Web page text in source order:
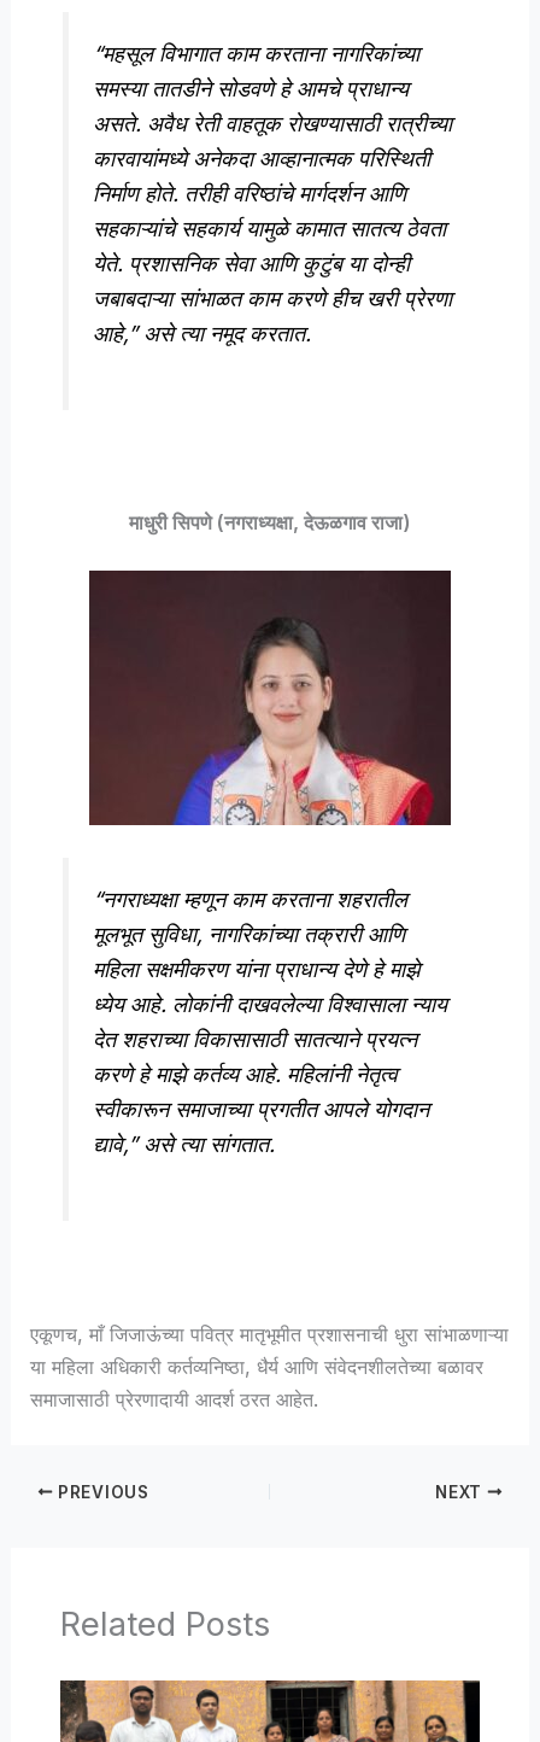
“महसूल विभागात काम करताना नागरिकांच्या
समस्या तातडीने सोडवणे हे आमचे प्राधान्य
असते. अवैध रेती वाहतूक रोखण्यासाठी रात्रीच्या
कारवायांमध्ये अनेकदा आव्हानात्मक परिस्थिती
निर्माण होते. तरीही वरिष्ठांचे मार्गदर्शन आणि
सहकाऱ्यांचे सहकार्य यामुळे कामात सातत्य ठेवता
येते. प्रशासनिक सेवा आणि कुटुंब या दोन्ही
जबाबदाऱ्या सांभाळत काम करणे हीच खरी प्रेरणा
आहे,” असे त्या नमूद करतात.
माधुरी सिपणे (नगराध्यक्षा, देऊळगाव राजा)
“नगराध्यक्षा म्हणून काम करताना शहरातील
मूलभूत सुविधा, नागरिकांच्या तक्रारी आणि
महिला सक्षमीकरण यांना प्राधान्य देणे हे माझे
ध्येय आहे. लोकांनी दाखवलेल्या विश्वासाला न्याय
देत शहराच्या विकासासाठी सातत्याने प्रयत्न
करणे हे माझे कर्तव्य आहे. महिलांनी नेतृत्व
स्वीकारून समाजाच्या प्रगतीत आपले योगदान
द्यावे,” असे त्या सांगतात.
एकूणच, माँ जिजाऊंच्या पवित्र मातृभूमीत प्रशासनाची धुरा सांभाळणाऱ्या
या महिला अधिकारी कर्तव्यनिष्ठा, धैर्य आणि संवेदनशीलतेच्या बळावर
समाजासाठी प्रेरणादायी आदर्श ठरत आहेत.
PREVIOUS NEXT
Related Posts